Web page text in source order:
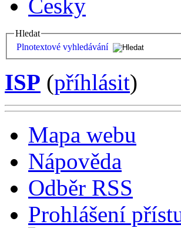
Česky
Hledat
Plnotextové vyhledávání
ISP (příhlásit)
Mapa webu
Nápověda
Odběr RSS
Prohlášení